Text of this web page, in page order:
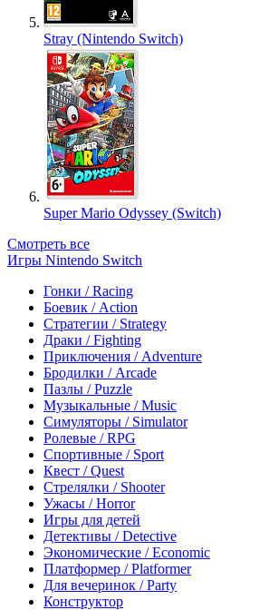
Stray (Nintendo Switch)
Super Mario Odyssey (Switch)
Смотреть все
Игры Nintendo Switch
Гонки / Racing
Боевик / Action
Стратегии / Strategy
Драки / Fighting
Приключения / Adventure
Бродилки / Arcade
Пазлы / Puzzle
Музыкальные / Music
Симуляторы / Simulator
Ролевые / RPG
Спортивные / Sport
Квест / Quest
Стрелялки / Shooter
Ужасы / Horror
Игры для детей
Детективы / Detective
Экономические / Economic
Платформер / Platformer
Для вечеринок / Party
Конструктор